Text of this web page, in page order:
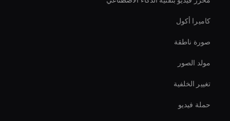
كاميرا أكول
صورة ناطقة
مولد الصور
تغيير الخلفية
حملة فيديو